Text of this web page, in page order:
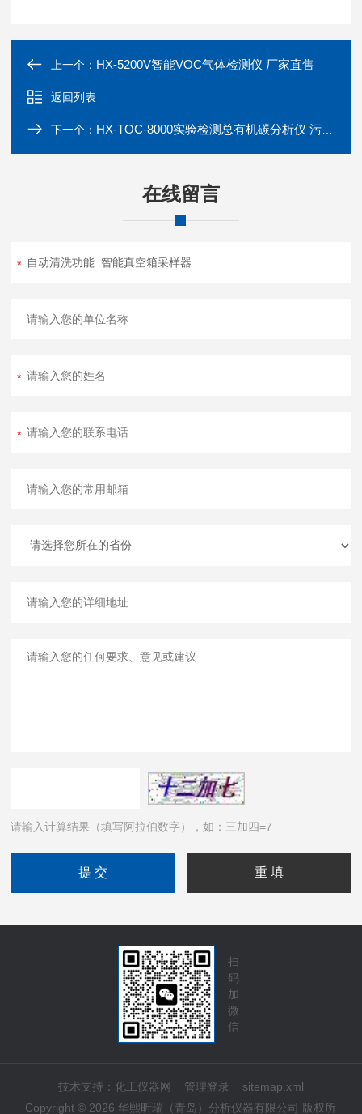
上一个： HX-5200V智能VOC气体检测仪 厂家直售
返回列表
下一个： HX-TOC-8000实验检测总有机碳分析仪 污水TOC检测仪
在线留言
请输入计算结果（填写阿拉伯数字），如：三加四=7
扫
码
加
微
信
技术支持： 化工仪器网 管理登录
sitemap.xml
Copyright © 2026 华熙昕瑞（青岛）分析仪器有限公司 版权所